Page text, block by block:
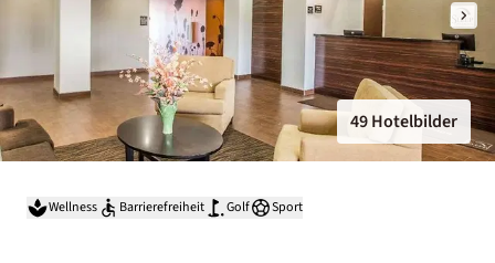
49 Hotelbilder
Wellness Barrierefreiheit Golf Sport